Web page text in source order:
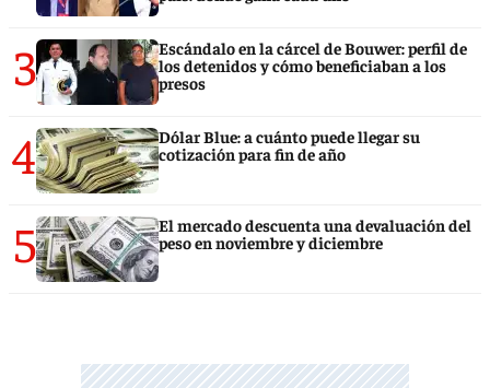
3
Escándalo en la cárcel de Bouwer: perfil de
los detenidos y cómo beneficiaban a los
presos
4
Dólar Blue: a cuánto puede llegar su
cotización para fin de año
5
El mercado descuenta una devaluación del
peso en noviembre y diciembre